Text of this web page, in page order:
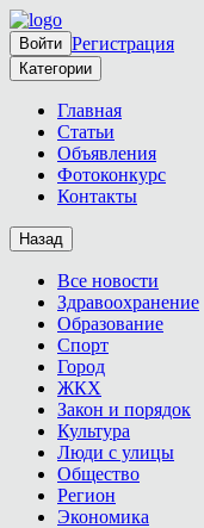
Войти Регистрация
Категории
Главная
Статьи
Объявления
Фотоконкурс
Контакты
Назад
Все новости
Здравоохранение
Образование
Спорт
Город
ЖКХ
Закон и порядок
Культура
Люди с улицы
Общество
Регион
Экономика